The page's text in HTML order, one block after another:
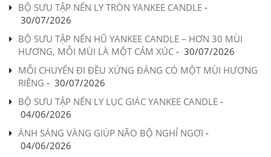
BỘ SƯU TẬP NẾN LY TRÒN YANKEE CANDLE -
30/07/2026
BỘ SƯU TẬP NẾN HŨ YANKEE CANDLE – HƠN 30 MÙI
HƯƠNG, MỖI MÙI LÀ MỘT CẢM XÚC - 30/07/2026
MỖI CHUYẾN ĐI ĐỀU XỨNG ĐÁNG CÓ MỘT MÙI HƯƠNG
RIÊNG - 30/07/2026
BỘ SƯU TẬP NẾN LY LỤC GIÁC YANKEE CANDLE -
04/06/2026
ÁNH SÁNG VÀNG GIÚP NÃO BỘ NGHỈ NGƠI -
04/06/2026